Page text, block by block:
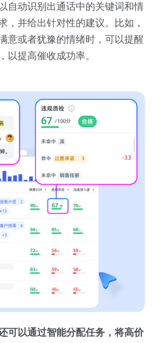
自动识别出通话中的关键词和情
，并给出针对性的建议。比如，
意或者犹豫的情绪时，可以提醒
以提高催收成功率。
可以通过智能分配任务，将高价